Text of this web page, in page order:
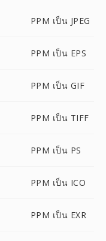
PPM เป็น JPEG
PPM เป็น EPS
PPM เป็น GIF
PPM เป็น TIFF
PPM เป็น PS
PPM เป็น ICO
PPM เป็น EXR